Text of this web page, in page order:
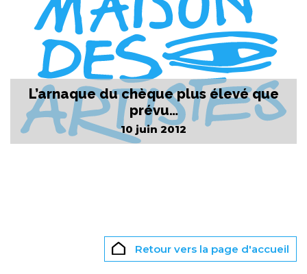
L’arnaque du chèque plus élevé que
prévu…
10 juin 2012
Retour vers la page d'accueil